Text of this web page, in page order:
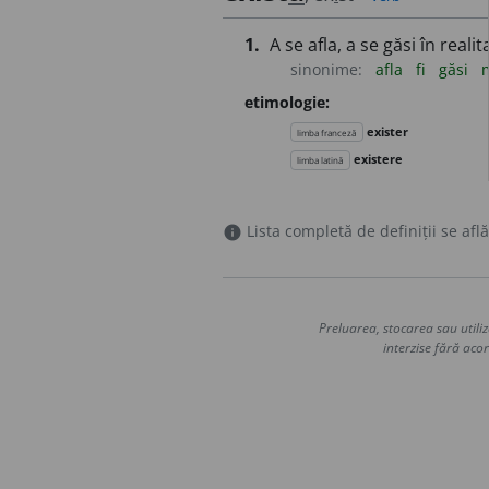
1. A se afla, a se găsi în
sinonime: afla fi găsi
etimologie:
limba franceză exister
limba latină existere
info Lista completă de definiții se
Preluarea, stocarea sau
interzise fără